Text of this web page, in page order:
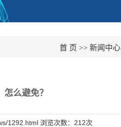
首 页 >> 新闻中心
么避免？
1292.html 浏览次数： 212次